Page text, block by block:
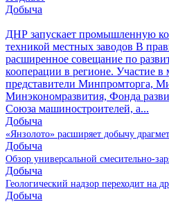
Добыча
ДНР запускает промышленную
техникой местных заводов В
расширенное совещание по
кооперации в регионе. Участие
представители Минпромторга,
Минэкономразвития, Фонда
Союза машиностроителей, а...
Добыча
«Янзолото» расширяет добычу
Добыча
Обзор универсальной смесительно-
Добыча
Геологический надзор переходит на
Добыча